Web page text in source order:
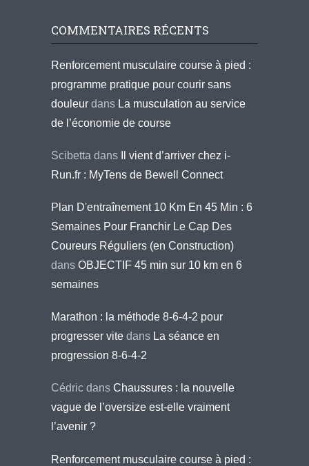
COMMENTAIRES RÉCENTS
Renforcement musculaire course à pied :
programme pratique pour courir sans
douleur dans La musculation au service
de l’économie de course
Scibetta dans
Il vient d’arriver chez i-
Run.fr : MyTens de Bewell Connect
Plan D'entraînement 10 Km En 45 Min : 6
Semaines Pour Franchir Le Cap Des
Coureurs Réguliers (en Construction)
dans OBJECTIF 45 min sur 10 km en 6
semaines
Marathon : la méthode 8-6-4-2 pour
progresser vite dans La séance en
progression 8-6-4-2
Cédric dans Chaussures : la nouvelle
vague de l’oversize est-elle vraiment
l’avenir ?
Renforcement musculaire course à pied :